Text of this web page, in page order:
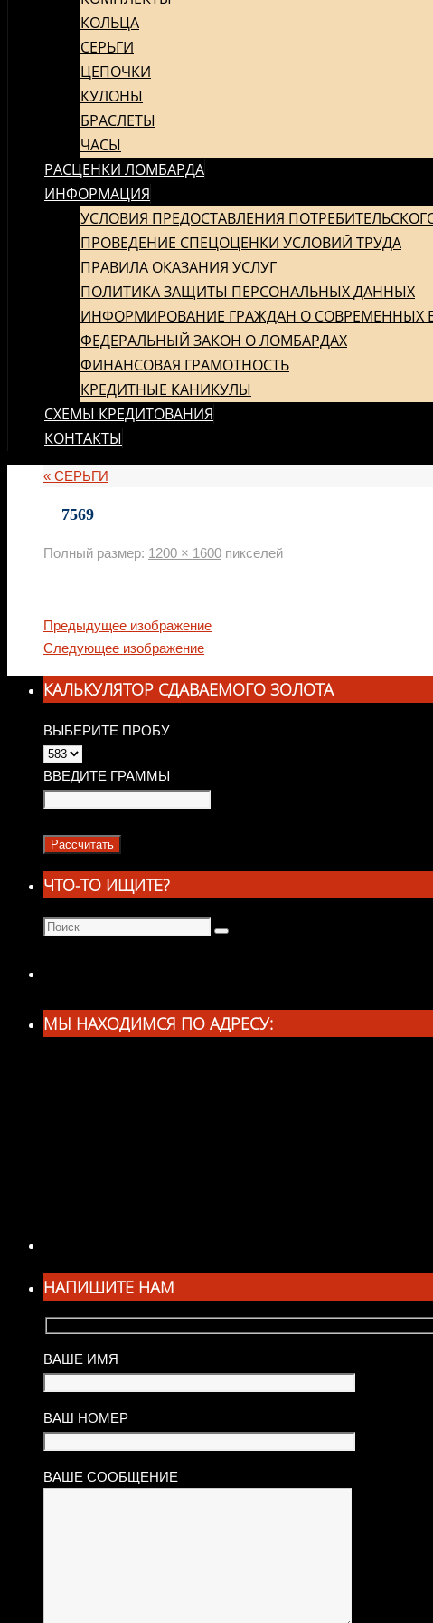
КОЛЬЦА
СЕРЬГИ
ЦЕПОЧКИ
КУЛОНЫ
БРАСЛЕТЫ
ЧАСЫ
РАСЦЕНКИ ЛОМБАРДА
ИНФОРМАЦИЯ
УСЛОВИЯ ПРЕДОСТАВЛЕНИЯ
ПРОВЕДЕНИЕ СПЕЦОЦЕНКИ УСЛОВИЙ ТРУДА
ПРАВИЛА ОКАЗАНИЯ УСЛУГ
ПОЛИТИКА ЗАЩИТЫ ПЕРСОНАЛЬНЫХ ДАННЫХ
ИНФОРМИРОВАНИЕ ГРАЖДАН О СОВРЕМЕННЫХ
ФЕДЕРАЛЬНЫЙ ЗАКОН О ЛОМБАРДАХ
ФИНАНСОВАЯ ГРАМОТНОСТЬ
КРЕДИТНЫЕ КАНИКУЛЫ
СХЕМЫ КРЕДИТОВАНИЯ
КОНТАКТЫ
« СЕРЬГИ
7569
Полный размер: 1200 × 1600 пикселей
Предыдущее изображение
Следующее изображение
КАЛЬКУЛЯТОР СДАВАЕМОГО ЗОЛОТА
ВЫБЕРИТЕ ПРОБУ
ВВЕДИТЕ ГРАММЫ
ЧТО-ТО ИЩИТЕ?
Что
Поиск
МЫ НАХОДИМСЯ ПО АДРЕСУ:
НАПИШИТЕ НАМ
ВАШЕ ИМЯ
ВАШ НОМЕР
ВАШЕ СООБЩЕНИЕ